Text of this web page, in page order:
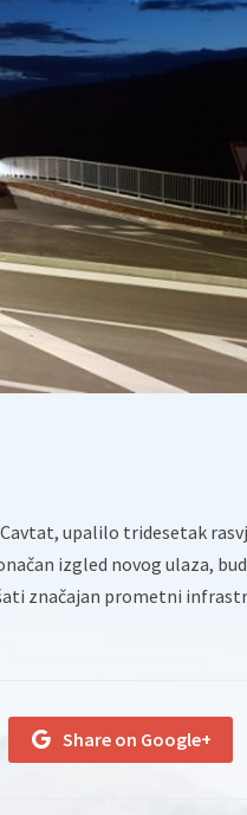
upalilo tridesetak
izgled novog ulaza,
značajan prometni
Share on Google+